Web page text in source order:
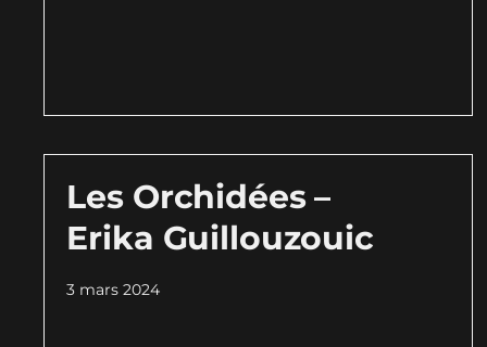
Les Orchidées –
Erika Guillouzouic
3 mars 2024